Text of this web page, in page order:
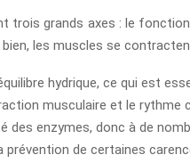
trois grands axes : le
les muscles se
hydrique, ce qui est
musculaire et le rythme
des enzymes, donc à de
prévention de certaines